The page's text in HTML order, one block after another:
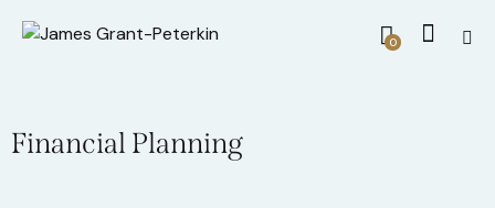
0
Financial Planning